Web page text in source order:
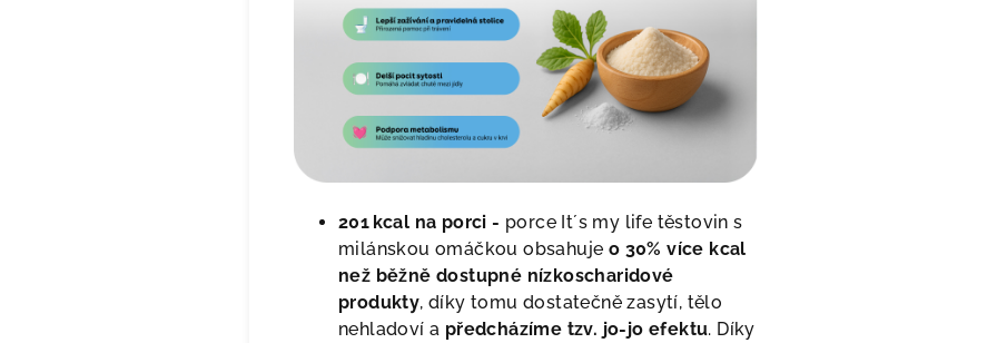
201 kcal na porci - porce It´s my life těstovin s
milánskou omáčkou obsahuje o 30% více kcal
než běžně dostupné nízkoscharidové
produkty, díky tomu dostatečně zasytí, tělo
nehladoví a předcházíme tzv. jo-jo efektu. Díky